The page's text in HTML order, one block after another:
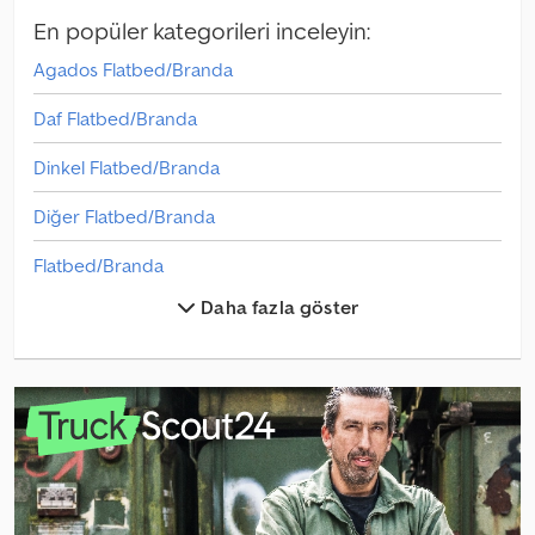
En popüler kategorileri inceleyin:
Agados Flatbed/Branda
Daf Flatbed/Branda
Dinkel Flatbed/Branda
Diğer Flatbed/Branda
Flatbed/Branda
Fliegl Flatbed/Branda
Groenewegen Flatbed/Branda
Hrd Flatbed/Branda
Kotschenreuther Flatbed/Branda
Krone Flatbed/Branda
Daha fazla göster